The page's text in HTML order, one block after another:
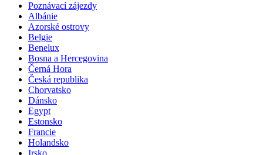
Poznávací zájezdy
Albánie
Azorské ostrovy
Belgie
Benelux
Bosna a Hercegovina
Černá Hora
Česká republika
Chorvatsko
Dánsko
Egypt
Estonsko
Francie
Holandsko
Irsko